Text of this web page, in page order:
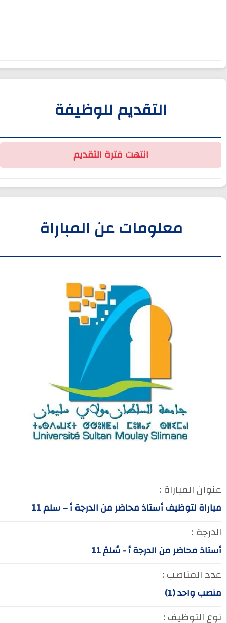
التقديم للوظيفة
انتهت فترة التقديم
معلومات عن المباراة
عنوان المباراة :
مباراة لتوظيف أستاذ محاضر من الدرجة أ – سلم 11
الدرجة :
أستاذ محاضر من الدرجة أ - سُلمْ 11
عدد المناصب :
منصب واحد (1)
نوع التوظيف :